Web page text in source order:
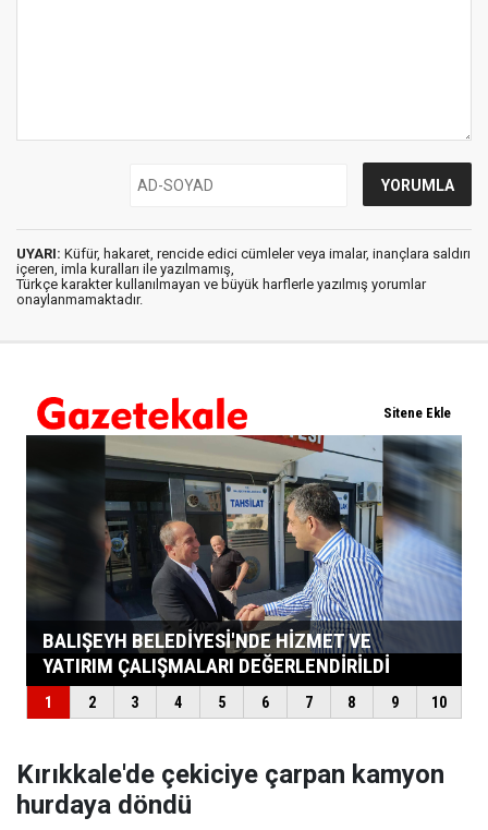
UYARI: Küfür, hakaret, rencide edici cümleler veya imalar, inançlara saldırı
içeren, imla kuralları ile yazılmamış,
Türkçe karakter kullanılmayan ve büyük harflerle yazılmış yorumlar
onaylanmamaktadır.
Kırıkkale'de çekiciye çarpan kamyon
hurdaya döndü